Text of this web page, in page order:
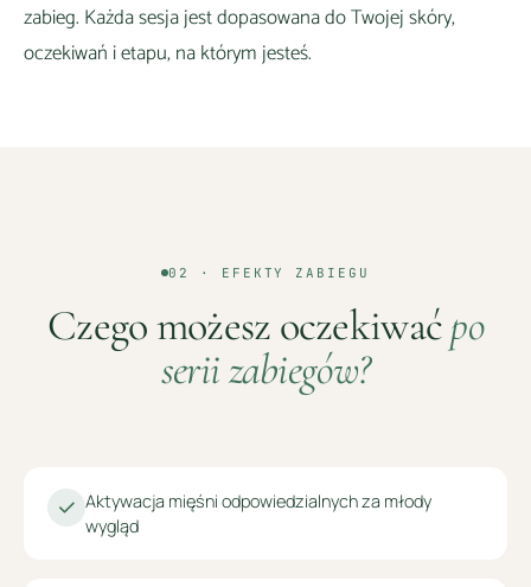
zabieg. Każda sesja jest dopasowana do Twojej skóry,
oczekiwań i etapu, na którym jesteś.
02 · EFEKTY ZABIEGU
Czego możesz oczekiwaćpo
serii zabiegów?
Aktywacja mięśni odpowiedzialnych za młody
wygląd